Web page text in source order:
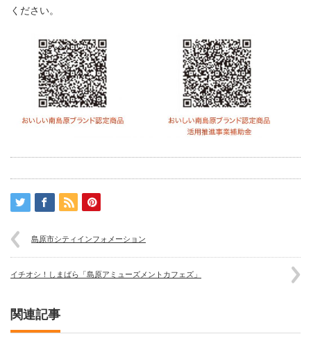
ください。
島原市シティインフォメーション
イチオシ！しまばら「島原アミューズメントカフェズ」
関連記事